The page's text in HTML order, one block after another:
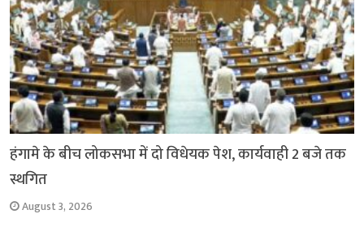
हंगामे के बीच लोकसभा में दो विधेयक पेश, कार्यवाही 2 बजे तक
स्थगित
August 3, 2026